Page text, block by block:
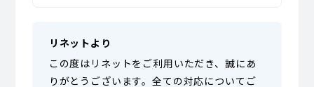
リネットより
この度はリネットをご利用いただき、誠にあ
りがとうございます。全ての対応についてご